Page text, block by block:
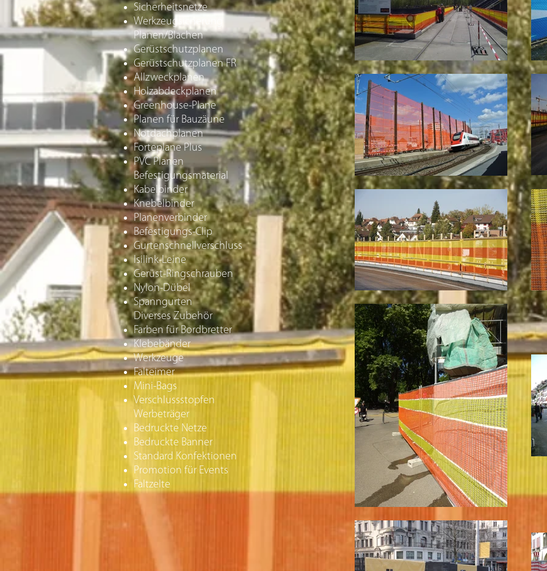
Sicherheitsnetze
Werkzeugsicherung
Planen/Blachen
Gerüstschutzplanen
Gerüstschutzplanen FR
Allzweckplanen
Holzabdeckplanen
Greenhouse-Plane
Planen für Bauzäune
Notdachplanen
Forteplane Plus
PVC Planen
Befestigungsmaterial
Kabelbinder
Knebelbinder
Planenverbinder
Befestigungs-Clip
Gurtenschnellverschluss
Isilink-Leine
Gerüst-Ringschrauben
Nylon-Dübel
Spanngurten
Diverses Zubehör
Farben für Bordbretter
Klebebänder
Werkzeuge
Falteimer
Mini-Bags
Verschlussstopfen
Werbeträger
Bedruckte Netze
Bedruckte Banner
Standard Konfektionen
Promotion für Events
Faltzelte